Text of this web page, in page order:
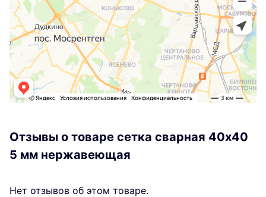
Отзывы о товаре сетка сварная 40х40
5 мм нержавеющая
Нет отзывов об этом товаре.